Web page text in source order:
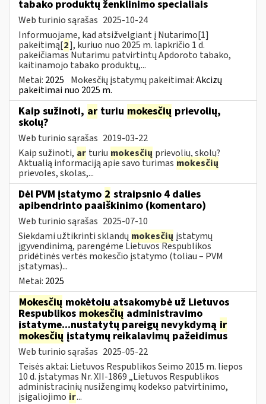
tabako produktų ženklinimo specialiais
Web turinio sąrašas 2025-10-24
Informuojame, kad atsižvelgiant į Nutarimo[1]
pakeitimą[2], kuriuo nuo 2025 m. lapkričio 1 d.
pakeičiamas Nutarimu patvirtintų Apdoroto tabako,
kaitinamojo tabako produktų,...
Metai: 2025 Mokesčių įstatymų pakeitimai:Akcizų
pakeitimai nuo 2025 m.
Kaip sužinoti, ar turiu mokesčių prievolių,
skolų?
Web turinio sąrašas 2019-03-22
Kaip sužinoti, ar turiu mokesčių prievolių, skolų?
Aktualią informaciją apie savo turimas mokesčių
prievoles, skolas,...
Dėl PVM įstatymo 2 straipsnio 4 dalies
apibendrinto paaiškinimo (komentaro)
Web turinio sąrašas 2025-07-10
Siekdami užtikrinti sklandų mokesčių įstatymų
įgyvendinimą, parengėme Lietuvos Respublikos
pridėtinės vertės mokesčio įstatymo (toliau – PVM
įstatymas)...
Metai: 2025
Mokesčių mokėtojų atsakomybė už Lietuvos
Respublikos mokesčių administravimo
įstatyme...nustatytų pareigų nevykdymą ir
mokesčių įstatymų reikalavimų pažeidimus
Web turinio sąrašas 2025-05-22
Teisės aktai: Lietuvos Respublikos Seimo 2015 m. liepos
10 d. įstatymas Nr. XII-1869 „Lietuvos Respublikos
administracinių nusižengimų kodekso patvirtinimo,
įsigaliojimo ir...